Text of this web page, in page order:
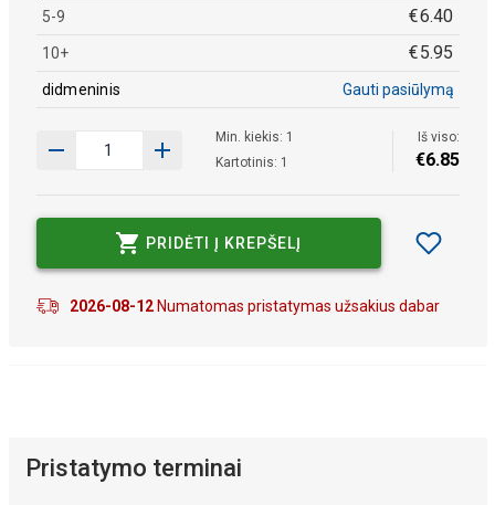
5-9 €6.40
10+ €5.95
didmeninis Gauti pasiūlymą
Min. kiekis: 1
Kartotinis: 1
Iš viso:
€6.85
PRIDĖTI Į KREPŠELĮ
2026-08-12Numatomas pristatymas užsakius dabar
Pristatymo terminai